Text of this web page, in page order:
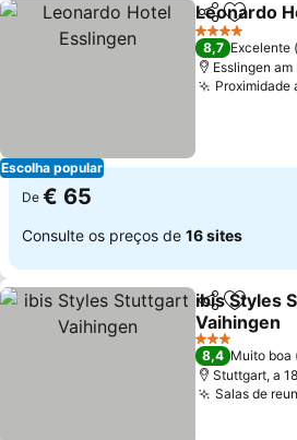
Escolha popular
Partilhar
Leonardo
4 Estrelas
8,7 Excelente
Esslingen
Proximidade
De € 65
Consulte os preços de 16 sites
Partilhar
ibis Styles
Vaihingen
3 Estrelas
8,4 Muito boa
Stuttgart, a
Salas de